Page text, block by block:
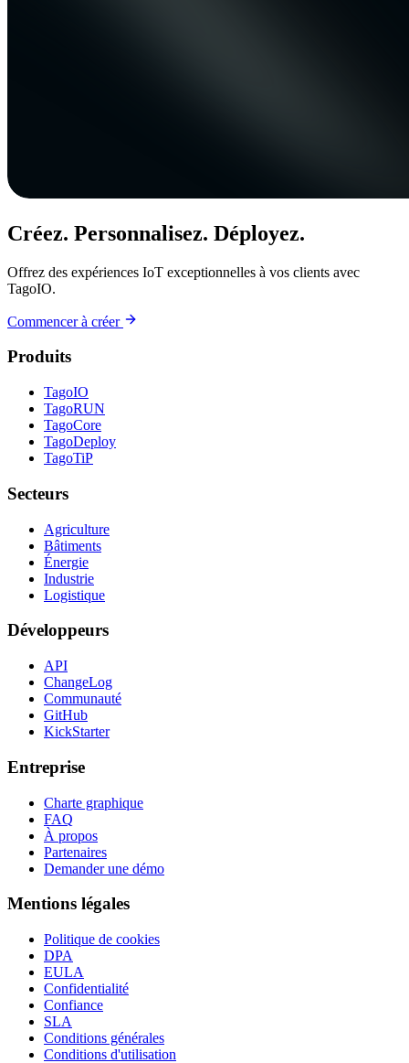
Créez. Personnalisez. Déployez.
Offrez des expériences IoT exceptionnelles à vos clients avec
TagoIO.
Commencer à créer
Produits
TagoIO
TagoRUN
TagoCore
TagoDeploy
TagoTiP
Secteurs
Agriculture
Bâtiments
Énergie
Industrie
Logistique
Développeurs
API
ChangeLog
Communauté
GitHub
KickStarter
Entreprise
Charte graphique
FAQ
À propos
Partenaires
Demander une démo
Mentions légales
Politique de cookies
DPA
EULA
Confidentialité
Confiance
SLA
Conditions générales
Conditions d'utilisation